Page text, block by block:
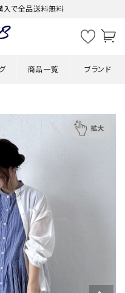
入で全品送料無料
商品一覧 ブランド